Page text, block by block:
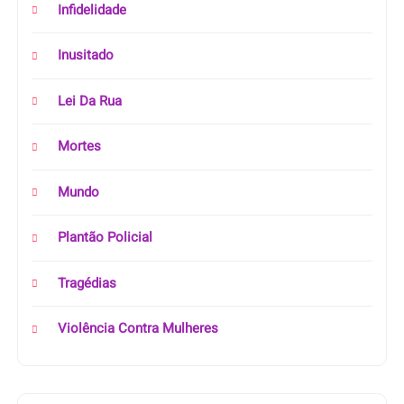
Infidelidade
Inusitado
Lei Da Rua
Mortes
Mundo
Plantão Policial
Tragédias
Violência Contra Mulheres